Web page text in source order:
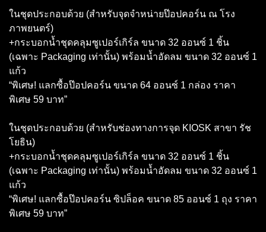
ในชุดประกอบด้วย (สำหรับจุดจำหน่ายป๊อปคอร์น ณ โรง
ภาพยนตร์)
+กระบอกน้ำชุดคลุมซูเปอร์เกิร์ล ขนาด 32 ออนซ์ 1 ชิ้น
(เฉพาะ Packaging เท่านั้น) พร้อมน้ำอัดลม ขนาด 32 ออนซ์ 1
แก้ว
“พิเศษ! แลกซื้อป๊อปคอร์น ขนาด 64 ออนซ์ 1 กล่อง ราคา
พิเศษ 59 บาท”
ในชุดประกอบด้วย (สำหรับช่องทางการจุด KIOSK สาขา รัช
โยธิน)
+กระบอกน้ำชุดคลุมซูเปอร์เกิร์ล ขนาด 32 ออนซ์ 1 ชิ้น
(เฉพาะ Packaging เท่านั้น) พร้อมน้ำอัดลม ขนาด 32 ออนซ์ 1
แก้ว
“พิเศษ! แลกซื้อป๊อปคอร์น ซิปล็อค ขนาด 85 ออนซ์ 1 ถุง ราคา
พิเศษ 59 บาท”